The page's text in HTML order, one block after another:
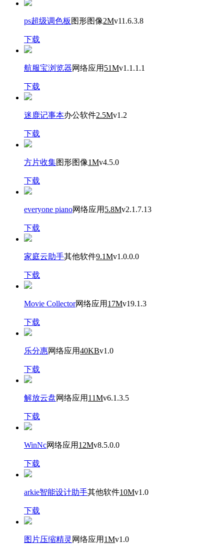
ps超级调色板 图形图像2Mv11.6.3.8
下载
航服宝浏览器网络应用 51Mv1.1.1.1
下载
迷鹿记事本办公软件2.5Mv1.2
下载
方片收集图形图像1Mv4.5.0
下载
everyone piano网络应用 5.8Mv2.1.7.13
下载
家庭云助手其他软件9.1Mv1.0.0.0
下载
Movie Collector网络应用 17Mv19.1.3
下载
乐分惠网络应用40KBv1.0
下载
解放云盘网络应用 11Mv6.1.3.5
下载
WinNc网络应用 12Mv8.5.0.0
下载
arkie智能设计助手其他软件10Mv1.0
下载
图片压缩精灵 网络应用 1Mv1.0